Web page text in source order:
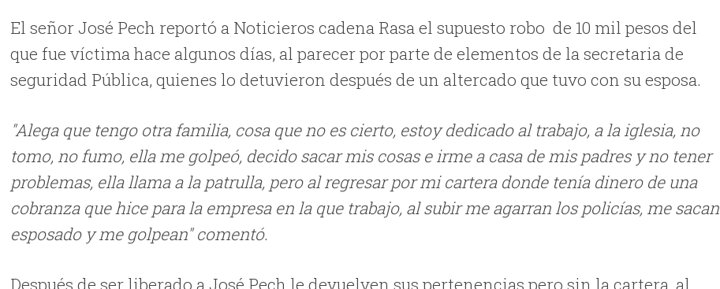
El señor José Pech reportó a Noticieros cadena Rasa el supuesto robo de 10 mil pesos del
que fue víctima hace algunos días, al parecer por parte de elementos de la secretaria de
seguridad Pública, quienes lo detuvieron después de un altercado que tuvo con su esposa.
"Alega que tengo otra familia, cosa que no es cierto, estoy dedicado al trabajo, a la iglesia, no
tomo, no fumo, ella me golpeó, decido sacar mis cosas e irme a casa de mis padres y no tener
problemas, ella llama a la patrulla, pero al regresar por mi cartera donde tenía dinero de una
cobranza que hice para la empresa en la que trabajo, al subir me agarran los policías, me sacan
esposado y me golpean" comentó.
Después de ser liberado a José Pech le devuelven sus pertenencias pero sin la cartera, al